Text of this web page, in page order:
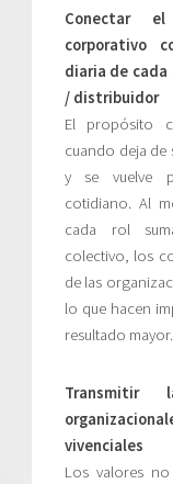
Conectar
corporativo
diaria de cada
/ distribuidor
El propósito
cuando deja de
y se vuelve
cotidiano. Al
cada rol
colectivo, los
de las
lo que hacen
resultado mayor.
vivenciales
Los valores